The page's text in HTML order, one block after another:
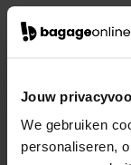
Jouw
We gebruiken
personaliseren,